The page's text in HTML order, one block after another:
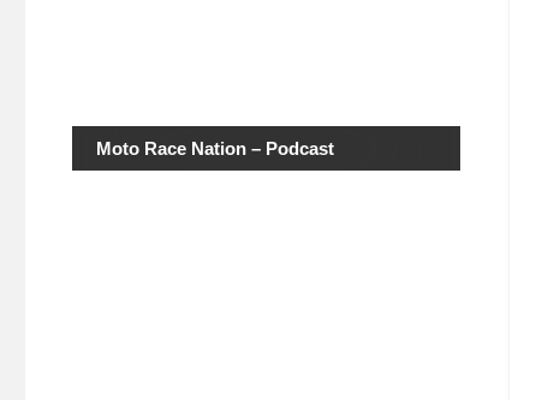
Moto Race Nation – Podcast